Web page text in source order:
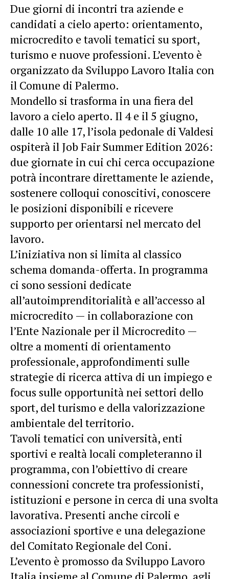
Due giorni di incontri tra aziende e
candidati a cielo aperto: orientamento,
microcredito e tavoli tematici su sport,
turismo e nuove professioni. L’evento è
organizzato da Sviluppo Lavoro Italia con
il Comune di Palermo.
Mondello si trasforma in una fiera del
lavoro a cielo aperto. Il 4 e il 5 giugno,
dalle 10 alle 17, l’isola pedonale di Valdesi
ospiterà il Job Fair Summer Edition 2026:
due giornate in cui chi cerca occupazione
potrà incontrare direttamente le aziende,
sostenere colloqui conoscitivi, conoscere
le posizioni disponibili e ricevere
supporto per orientarsi nel mercato del
lavoro.
L’iniziativa non si limita al classico
schema domanda-offerta. In programma
ci sono sessioni dedicate
all’autoimprenditorialità e all’accesso al
microcredito — in collaborazione con
l’Ente Nazionale per il Microcredito —
oltre a momenti di orientamento
professionale, approfondimenti sulle
strategie di ricerca attiva di un impiego e
focus sulle opportunità nei settori dello
sport, del turismo e della valorizzazione
ambientale del territorio.
Tavoli tematici con università, enti
sportivi e realtà locali completeranno il
programma, con l’obiettivo di creare
connessioni concrete tra professionisti,
istituzioni e persone in cerca di una svolta
lavorativa. Presenti anche circoli e
associazioni sportive e una delegazione
del Comitato Regionale del Coni.
L’evento è promosso da Sviluppo Lavoro